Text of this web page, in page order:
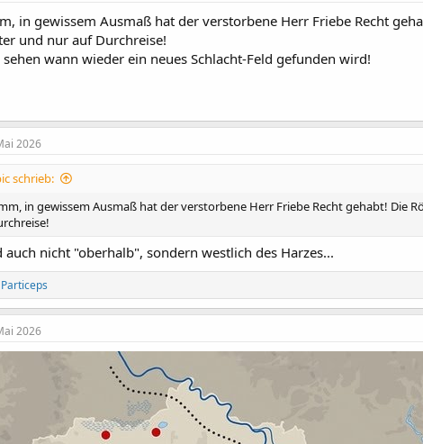
in gewissem Ausmaß hat der verstorbene Herr Friebe Recht
und nur auf Durchreise!
sehen wann wieder ein neues Schlacht-Feld gefunden wird!
2026
schrieb:
in gewissem Ausmaß hat der verstorbene Herr Friebe Recht gehabt! Die
auch nicht "oberhalb", sondern westlich des Harzes...
R
e
a
k
i
Particeps
2026